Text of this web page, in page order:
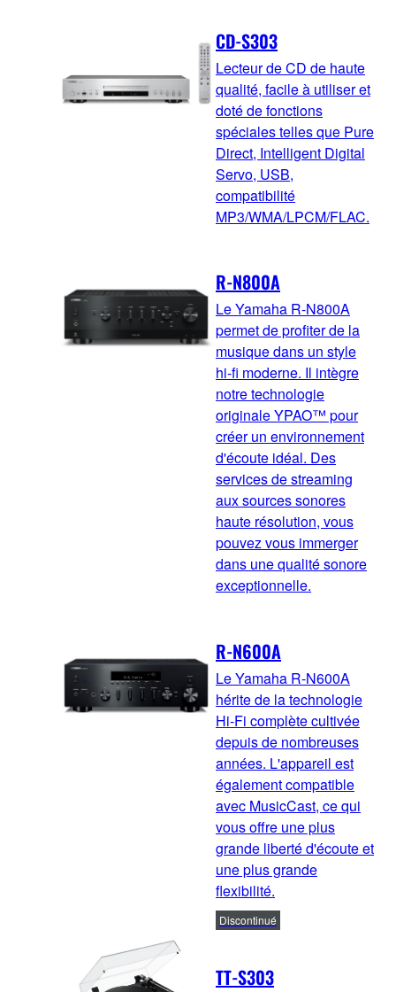
CD-S303
Lecteur de CD de haute
qualité, facile à utiliser et
doté de fonctions
spéciales telles que Pure
Direct, Intelligent Digital
Servo, USB,
compatibilité
MP3/WMA/LPCM/FLAC.
R-N800A
Le Yamaha R-N800A
permet de profiter de la
musique dans un style
hi-fi moderne. Il intègre
notre technologie
originale YPAO™ pour
créer un environnement
d'écoute idéal. Des
services de streaming
aux sources sonores
haute résolution, vous
pouvez vous immerger
dans une qualité sonore
exceptionnelle.
R-N600A
Le Yamaha R-N600A
hérite de la technologie
Hi-Fi complète cultivée
depuis de nombreuses
années. L'appareil est
également compatible
avec MusicCast, ce qui
vous offre une plus
grande liberté d'écoute et
une plus grande
flexibilité.
TT-S303
Discontinué